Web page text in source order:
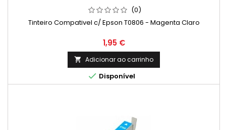
(0)
Tinteiro Compativel c/ Epson T0806 - Magenta Claro
Preço
1,95 €
 Adicionar ao carrinho
 Disponível